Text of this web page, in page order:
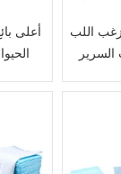
أعلى
اللب
السرير